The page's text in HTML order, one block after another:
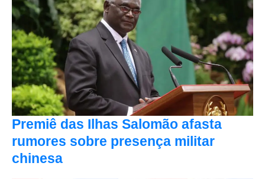
Premiê das Ilhas Salomão afasta
rumores sobre presença militar
chinesa